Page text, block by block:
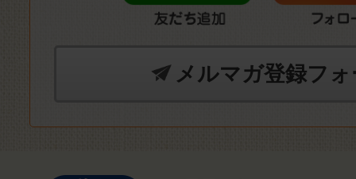
メルマガ登録フ